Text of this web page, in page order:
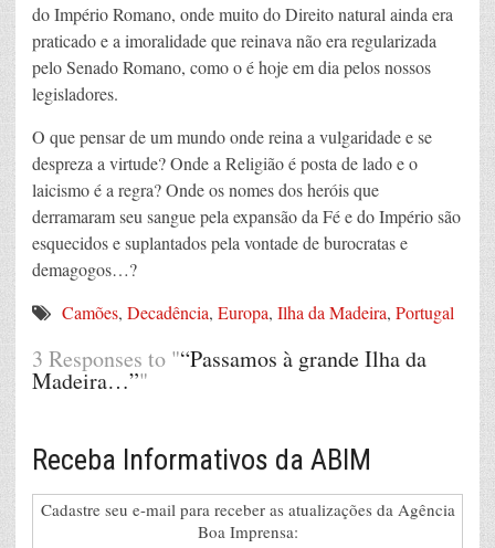
do Império Romano, onde muito do Direito natural ainda era
praticado e a imoralidade que reinava não era regularizada
pelo Senado Romano, como o é hoje em dia pelos nossos
legisladores.
O que pensar de um mundo onde reina a vulgaridade e se
despreza a virtude? Onde a Religião é posta de lado e o
laicismo é a regra? Onde os nomes dos heróis que
derramaram seu sangue pela expansão da Fé e do Império são
esquecidos e suplantados pela vontade de burocratas e
demagogos…?
Camões, Decadência, Europa, Ilha da Madeira, Portugal
3 Responses to "“Passamos à grande Ilha da
Madeira…”"
Receba Informativos da ABIM
Cadastre seu e-mail para receber as atualizações da Agência
Boa Imprensa: